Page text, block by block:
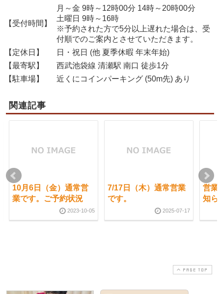
【受付時間】
月～金 9時～12時00分 14時～20時00分
土曜日 9時～16時
※予約された方で5分以上遅れた場合は、受
付順でのご案内とさせていただきます。
【定休日】
日・祝日 (他 夏季休暇 年末年始)
【最寄駅】
西武池袋線 清瀬駅 南口 徒歩1分
【駐車場】
近くにコインパーキング (50m先) あり
関連記事
10月6日（金）通常営
業です。ご予約状況
2023-10-05
7/17日（木）通常営業
です。
2025-07-17
営
知ら
PAGE TOP